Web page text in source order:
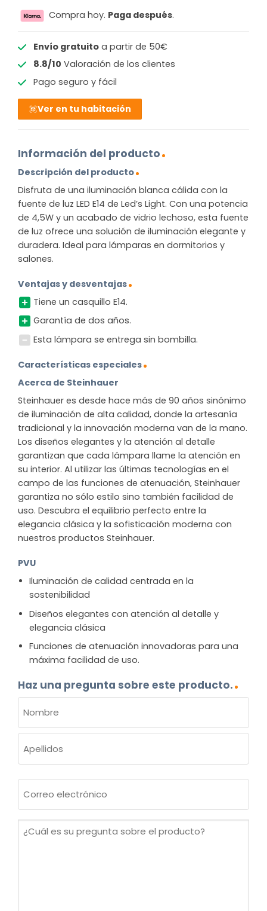
Compra hoy. Paga después.
Envío gratuitoa partir de 50€
8.8/10 Valoración de los clientes
Pago seguro y fácil
Ver en tu habitación
Información del producto
Descripción del producto
Disfruta de una iluminación blanca cálida con la
fuente de luz LED E14 de Led’s Light. Con una potencia
de 4,5W y un acabado de vidrio lechoso, esta fuente
de luz ofrece una solución de iluminación elegante y
duradera. Ideal para lámparas en dormitorios y
salones.
Ventajas y desventajas
Tiene un casquillo E14.
Garantía de dos años.
Esta lámpara se entrega sin bombilla.
Características especiales
Acerca de Steinhauer
Steinhauer es desde hace más de 90 años sinónimo
de iluminación de alta calidad, donde la artesanía
tradicional y la innovación moderna van de la mano.
Los diseños elegantes y la atención al detalle
garantizan que cada lámpara llame la atención en
su interior. Al utilizar las últimas tecnologías en el
campo de las funciones de atenuación, Steinhauer
garantiza no sólo estilo sino también facilidad de
uso. Descubra el equilibrio perfecto entre la
elegancia clásica y la sofisticación moderna con
nuestros productos Steinhauer.
PVU
Iluminación de calidad centrada en la
sostenibilidad
Diseños elegantes con atención al detalle y
elegancia clásica
Funciones de atenuación innovadoras para una
máxima facilidad de uso.
Haz una pregunta sobre este producto.
(OBLIGATORIO)
Nombre
electrónico
¿Cuál